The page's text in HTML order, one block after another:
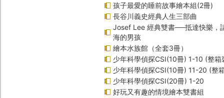
孩子最愛的睡前故事繪本組(2冊)
長谷川義史經典人生三部曲
Josef Lee 經典雙書──抵達快樂，
海的男孩
繪本水族館（全套3冊）
少年科學偵探CSI(10冊) 1-10 (整箱
少年科學偵探CSI(10冊) 11-20 (整
少年科學偵探CSI(20冊) 1-20
好玩又有趣的情境繪本雙書組